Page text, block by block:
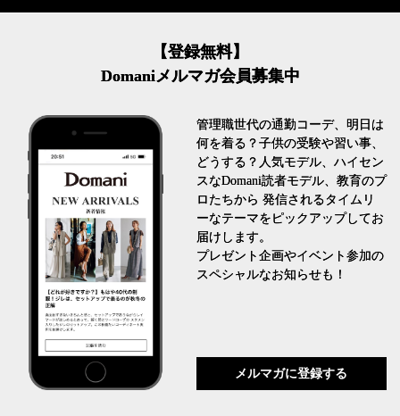
【登録無料】
Domaniメルマガ会員募集中
管理職世代の通勤コーデ、明日は
何を着る？子供の受験や習い事、
どうする？人気モデル、ハイセン
スなDomani読者モデル、教育のプ
ロたちから 発信されるタイムリ
ーなテーマをピックアップしてお
届けします。
プレゼント企画やイベント参加の
スペシャルなお知らせも！
メルマガに登録する